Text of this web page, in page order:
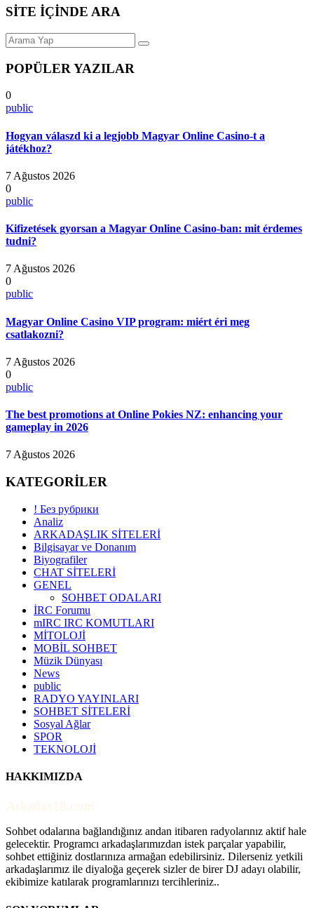
SİTE İÇİNDE ARA
POPÜLER YAZILAR
0
public
Hogyan válaszd ki a legjobb Magyar Online Casino-t a
játékhoz?
7 Ağustos 2026
0
public
Kifizetések gyorsan a Magyar Online Casino-ban: mit érdemes
tudni?
7 Ağustos 2026
0
public
Magyar Online Casino VIP program: miért éri meg
csatlakozni?
7 Ağustos 2026
0
public
The best promotions at Online Pokies NZ: enhancing your
gameplay in 2026
7 Ağustos 2026
KATEGORİLER
! Без рубрики
Analiz
ARKADAŞLIK SİTELERİ
Bilgisayar ve Donanım
Biyografiler
CHAT SİTELERİ
GENEL
SOHBET ODALARI
İRC Forumu
mIRC IRC KOMUTLARI
MİTOLOJİ
MOBİL SOHBET
Müzik Dünyası
News
public
RADYO YAYINLARI
SOHBET SİTELERİ
Sosyal Ağlar
SPOR
TEKNOLOJİ
HAKKIMIZDA
Arkadas18.com
Sohbet odalarına bağlandığınız andan itibaren radyolarınız aktif hale
gelecektir. Programcı arkadaşlarımızdan istek parçalar yapabilir,
sohbet ettiğiniz dostlarınıza armağan edebilirsiniz. Dilerseniz yetkili
arkadaşlarımız ile diyaloğa geçerek sizler de birer DJ adayı olabilir,
ekibimize katılarak programlarınızı tercihleriniz..